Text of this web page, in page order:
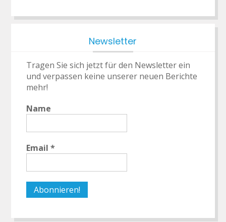
Newsletter
Tragen Sie sich jetzt für den Newsletter ein
und verpassen keine unserer neuen Berichte
mehr!
Name
Email *